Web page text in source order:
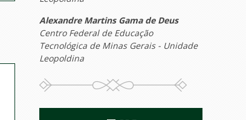
Alexandre Martins Gama de Deus
Centro Federal de Educação
Tecnológica de Minas Gerais - Unidade
Leopoldina